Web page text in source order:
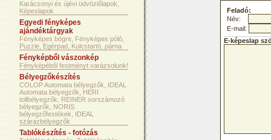
Karácsonyi és újévi üdvözlőlapok,
Képeslapok
Egyedi fényképes
ajándéktárgyak
Fényképes bögre, Fényképes póló,
Puzzle, Egérpad, Kulcstartó, párna
Fényképből vászonkép
Fényképéből festményt varázsolunk!
Bélyegzőkészítés
COLOP Automata bélyegzők, IDEAL
Automata bélyegzők, HERI
tollbélyegzők, REINER sorszámozó
bélyegzők, NORIS
bélyegzőfestékek, IDEAL
szárazbélyegzők
Tablókészítés - fotózás
Feladó:
Név:
E-mail:
E-képeslap